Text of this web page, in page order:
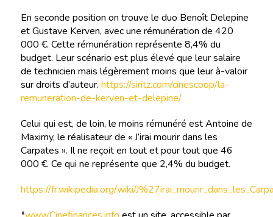
En seconde position on trouve le duo Benoît Delepine
et Gustave Kerven, avec une rémunération de 420
000 €. Cette rémunération représente 8,4% du
budget. Leur scénario est plus élevé que leur salaire
de technicien mais légèrement moins que leur à-valoir
sur droits d’auteur. https://siritz.com/cinescoop/la-
remuneration-de-kerven-et-delepine/
Celui qui est, de loin, le moins rémunéré est Antoine de
Maximy, le réalisateur de « J’irai mourir dans les
Carpates ». Il ne reçoit en tout et pour tout que 46
000 €. Ce qui ne représente que 2,4% du budget.
https://fr.wikipedia.org/wiki/